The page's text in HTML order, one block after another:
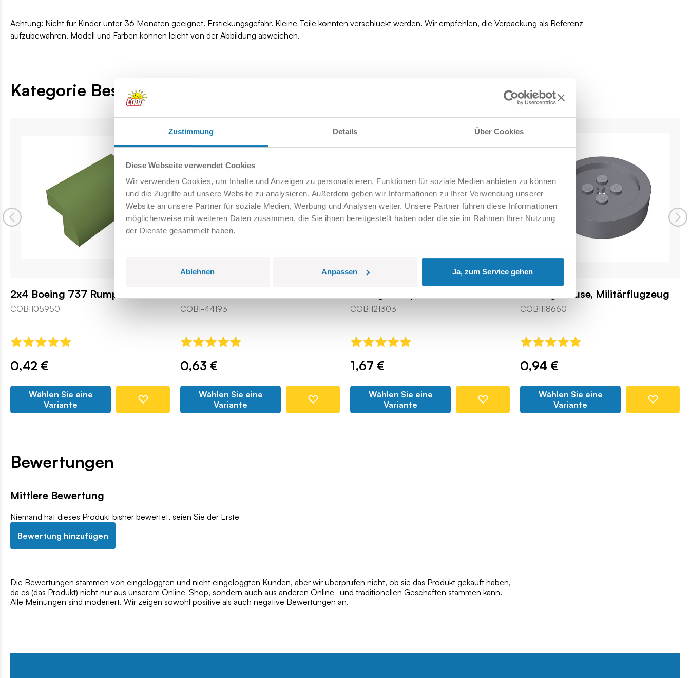
Zustimmung Details Über Cookies
Diese Webseite verwendet Cookies
Wir verwenden Cookies, um Inhalte und Anzeigen zu personalisieren, Funktionen für soziale Medien anbieten zu können
und die Zugriffe auf unsere Website zu analysieren. Außerdem geben wir Informationen zu Ihrer Verwendung unserer
Website an unsere Partner für soziale Medien, Werbung und Analysen weiter. Unsere Partner führen diese Informationen
möglicherweise mit weiteren Daten zusammen, die Sie ihnen bereitgestellt haben oder die sie im Rahmen Ihrer Nutzung
der Dienste gesammelt haben.
Ablehnen Anpassen Ja, zum Service gehen
Achtung: Nicht für Kinder unter 36 Monaten geeignet. Erstickungsgefahr. Kleine Teile könnten verschluckt werden. Wir empfehlen, die Verpackung als Referenz
aufzubewahren. Modell und Farben können leicht von der Abbildung abweichen.
Kategorie Bestseller
2x4 Boeing 737 Rumpf
COBI105950
0,42 €
Wählen Sie eine
Variante
COBI-44193
0,63 €
Wählen Sie eine
Variante
COBI121303
1,67 €
Wählen Sie eine
Variante
Motorgehäuse, Militärflugzeug
COBI118660
0,94 €
Wählen Sie eine
Variante
Bewertungen
Mittlere Bewertung
Niemand hat dieses Produkt bisher bewertet, seien Sie der Erste
Bewertung hinzufügen
Die Bewertungen stammen von eingeloggten und nicht eingeloggten Kunden, aber wir überprüfen nicht, ob sie das Produkt gekauft haben,
da es (das Produkt) nicht nur aus unserem Online-Shop, sondern auch aus anderen Online- und traditionellen Geschäften stammen kann.
Alle Meinungen sind moderiert. Wir zeigen sowohl positive als auch negative Bewertungen an.